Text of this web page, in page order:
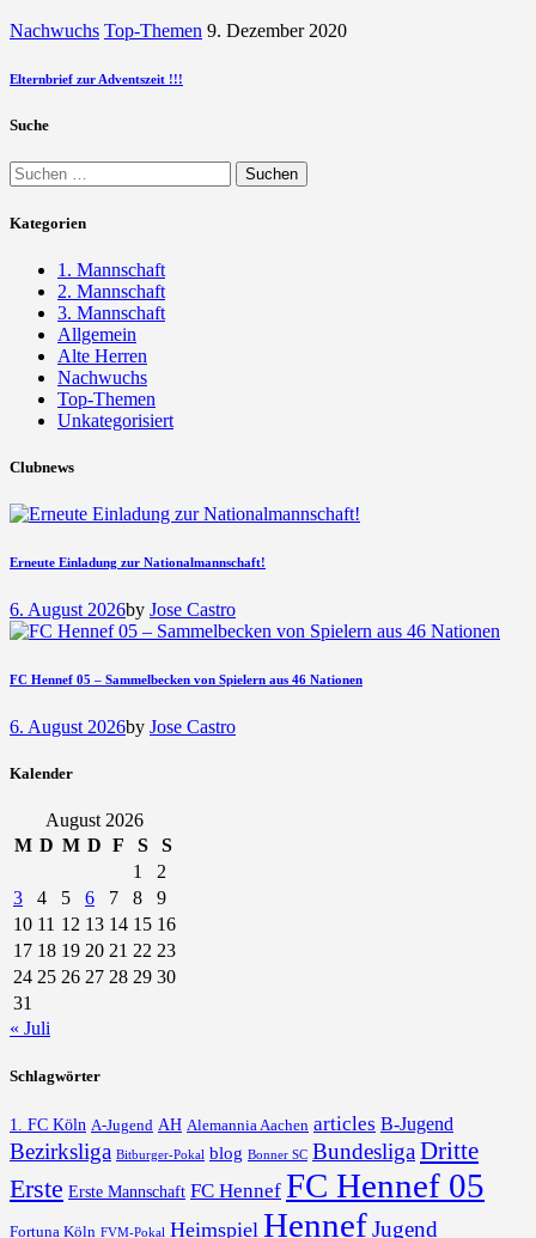
Nachwuchs Top-Themen 9. Dezember 2020
Elternbrief zur Adventszeit !!!
Suche
Suchen
nach:
Kategorien
1. Mannschaft
2. Mannschaft
3. Mannschaft
Allgemein
Alte Herren
Nachwuchs
Top-Themen
Unkategorisiert
Clubnews
Erneute Einladung zur Nationalmannschaft!
6. August 2026by Jose Castro
FC Hennef 05 – Sammelbecken von Spielern aus 46 Nationen
6. August 2026by Jose Castro
Kalender
August 2026
M D M D F S
S
1
2
3
4 5 6 7 8
9
10 11 12 13 14 15 16
17 18 19 20 21 22 23
24 25 26 27 28 29 30
31
« Juli
Schlagwörter
1. FC Köln A-Jugend AH Alemannia Aachen articles B-Jugend
Bezirksliga Bitburger-Pokal blog Bonner SC Bundesliga Dritte
Erste Erste Mannschaft FC Hennef FC Hennef 05
Fortuna Köln FVM-Pokal Heimspiel HennefJugend